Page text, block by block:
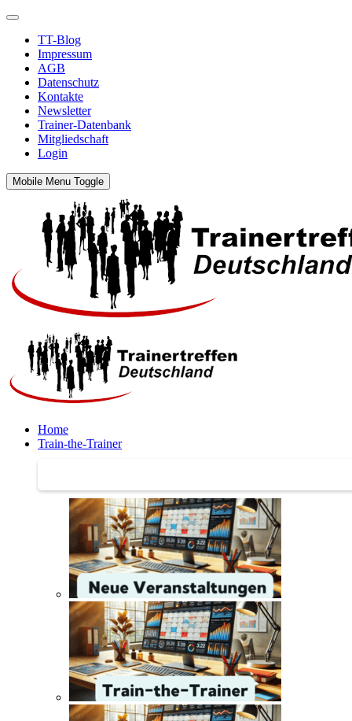
TT-Blog
Impressum
AGB
Datenschutz
Kontakte
Newsletter
Trainer-Datenbank
Mitgliedschaft
Login
Mobile Menu Toggle
Home
Train-the-Trainer